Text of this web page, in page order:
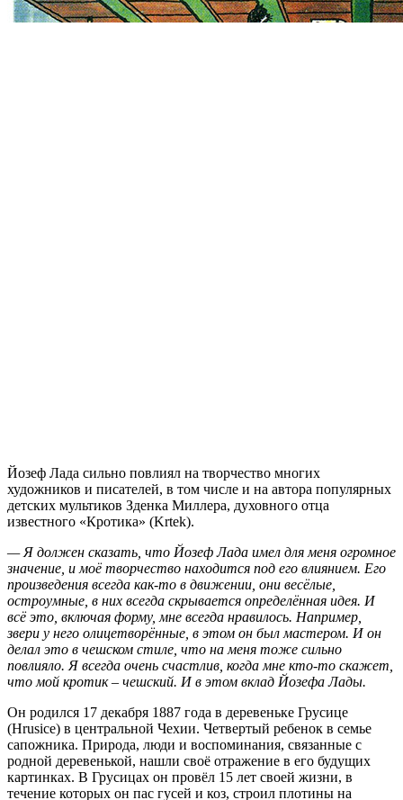
Йозеф Лада сильно повлиял на творчество многих
художников и писателей, в том числе и на автора популярных
детских мультиков Зденка Миллера, духовного отца
известного «Кротика» (Krtek).
— Я должен сказать, что Йозеф Лада имел для меня огромное
значение, и моё творчество находится под его влиянием. Его
произведения всегда как-то в движении, они весёлые,
остроумные, в них всегда скрывается определённая идея. И
всё это, включая форму, мне всегда нравилось. Например,
звери у него олицетворённые, в этом он был мастером. И он
делал это в чешском стиле, что на меня тоже сильно
повлияло. Я всегда очень счастлив, когда мне кто-то скажет,
что мой кротик – чешский. И в этом вклад Йозефа Лады.
Он родился 17 декабря 1887 года в деревеньке Грусице
(Hrusice) в центральной Чехии. Четвертый ребенок в семье
сапожника. Природа, люди и воспоминания, связанные с
родной деревенькой, нашли своё отражение в его будущих
картинках. В Грусицах он провёл 15 лет своей жизни, в
течение которых он пас гусей и коз, строил плотины на